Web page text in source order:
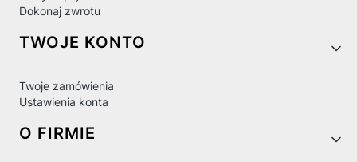
Dokonaj zwrotu
TWOJE KONTO
Twoje zamówienia
Ustawienia konta
O FIRMIE